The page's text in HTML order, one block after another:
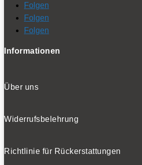
Folgen
Folgen
Folgen
Informationen
Über uns
Widerrufsbelehrung
Richtlinie für Rückerstattungen